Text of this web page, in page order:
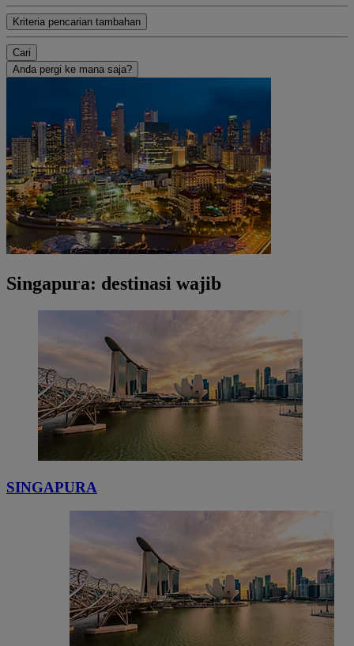
Kriteria pencarian tambahan
Cari
Anda pergi ke mana saja?
Singapura: destinasi wajib
SINGAPURA